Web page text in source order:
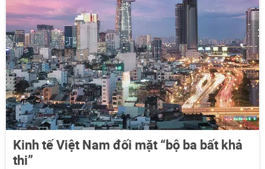
Kinh tế Việt Nam đối mặt “bộ ba bất khả
thi”